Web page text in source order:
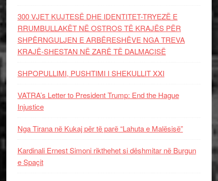
300 VJET KUJTESË DHE IDENTITET-TRYEZË E
RRUMBULLAKËT NË OSTROS TË KRAJËS PËR
SHPËRNGULJEN E ARBËRESHËVE NGA TREVA
KRAJË-SHESTAN NË ZARË TË DALMACISË
SHPOPULLIMI, PUSHTIMI I SHEKULLIT XXI
VATRA’s Letter to President Trump: End the Hague
Injustice
Nga Tirana në Kukaj për të parë “Lahuta e Malësisë”
Kardinali Ernest Simoni rikthehet si dëshmitar në Burgun
e Spaçit